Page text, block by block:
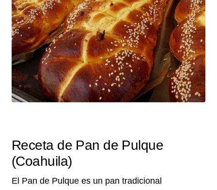
Receta de Pan de Pulque
(Coahuila)
El Pan de Pulque es un pan tradicional